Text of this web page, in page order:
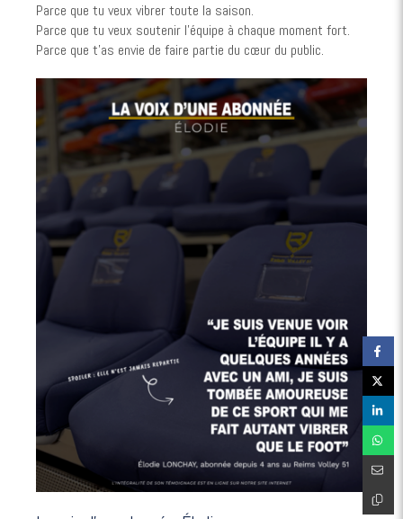
Parce que tu veux vibrer toute la saison.
Parce que tu veux soutenir l’équipe à chaque moment fort.
Parce que t’as envie de faire partie du cœur du public.